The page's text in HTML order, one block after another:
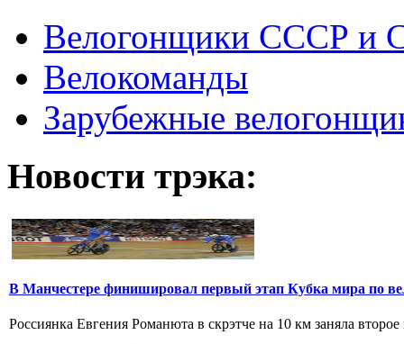
Велогонщики СССР и
Велокоманды
Зарубежные
Новости трэка:
В Манчестере финишировал первый этап Кубка мира по
Россиянка Евгения Романюта в скрэтче на 10 км заняла